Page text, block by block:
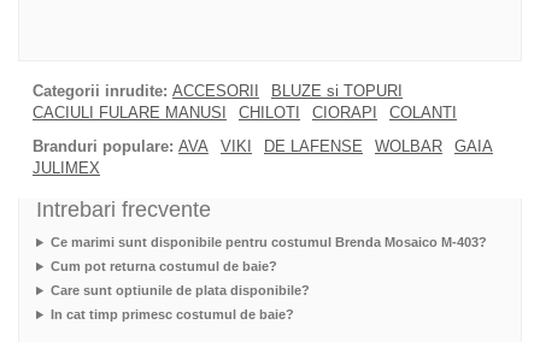
Categorii inrudite: ACCESORII
BLUZE si TOPURI
CACIULI FULARE MANUSI
CHILOTI CIORAPI
COLANTI
Branduri populare: AVA VIKI DE LAFENSE WOLBAR
GAIA
JULIMEX
Intrebari frecvente
Ce marimi sunt disponibile pentru costumul Brenda Mosaico M-403?
Cum pot returna costumul de baie?
Care sunt optiunile de plata disponibile?
In cat timp primesc costumul de baie?